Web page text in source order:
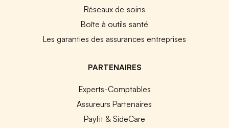
Réseaux de soins
Boîte à outils santé
Les garanties des assurances entreprises
PARTENAIRES
Experts-Comptables
Assureurs Partenaires
Payfit & SideCare